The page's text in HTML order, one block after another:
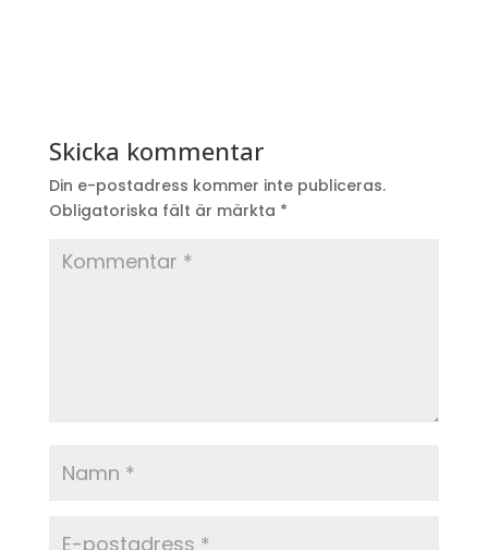
Skicka kommentar
Din e-postadress kommer inte publiceras.
Obligatoriska fält är märkta *